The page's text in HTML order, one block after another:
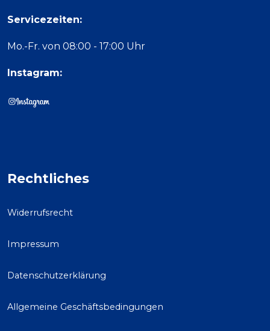
Servicezeiten:
Mo.-Fr. von 08:00 - 17:00 Uhr
Instagram:
Rechtliches
Widerrufsrecht
Impressum
Datenschutzerklärung
Allgemeine Geschäftsbedingungen